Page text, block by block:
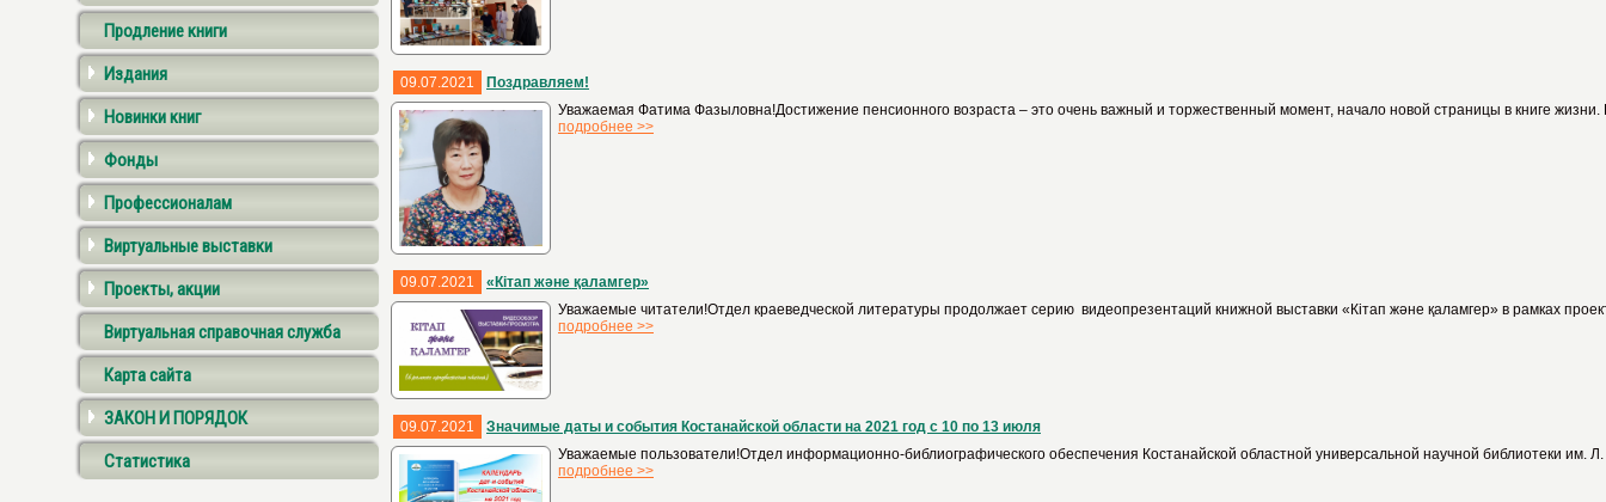
Продление книги
Издания
Новинки книг
Фонды
Профессионалам
Виртуальные выставки
Проекты, акции
Виртуальная справочная служба
Карта сайта
ЗАКОН И ПОРЯДОК
Статистика
09.07.2021
Поздравляем!
Уважаемая Фатима Фазыловна!Достижение пенсионного возраста – это очень важный и торжественный момент, начало новой страницы в книге
подробнее >>
09.07.2021
«Кітап және қаламгер»
Уважаемые читатели!Отдел краеведческой литературы продолжает серию видеопрезентаций книжной выставки «Кітап және қаламгер» в рамках
подробнее >>
09.07.2021
Значимые даты и события Костанайской области на 2021 год с 10 по 13 июля
Уважаемые пользователи!Отдел информационно-библиографического обеспечения Костанайской областной универсальной научной библиотеки
подробнее >>